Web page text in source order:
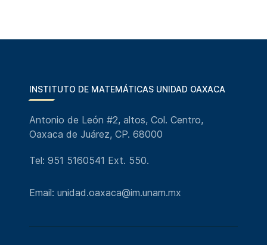
INSTITUTO DE MATEMÁTICAS UNIDAD OAXACA
Antonio de León #2, altos, Col. Centro,
Oaxaca de Juárez, CP. 68000
Tel: 951 5160541 Ext. 550.
Email: unidad.oaxaca@im.unam.mx